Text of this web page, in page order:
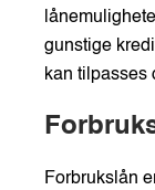
gunstige
kan tilpasses
Forbrukslån